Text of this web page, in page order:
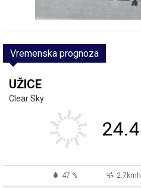
Vremenska prognoza
UŽICE
Clear Sky
24.4
47 % 2.7kmh